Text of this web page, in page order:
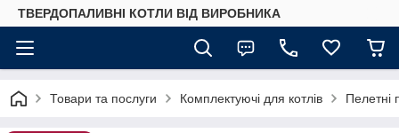
ТВЕРДОПАЛИВНІ КОТЛИ ВІД ВИРОБНИКА
Товари та послуги Комплектуючі для котлів Пелетні